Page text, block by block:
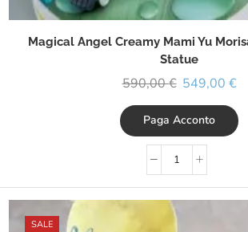
Magical Angel Creamy Mami Yu
Statue
590,00€ 549,00 €
Paga Acconto
SALE